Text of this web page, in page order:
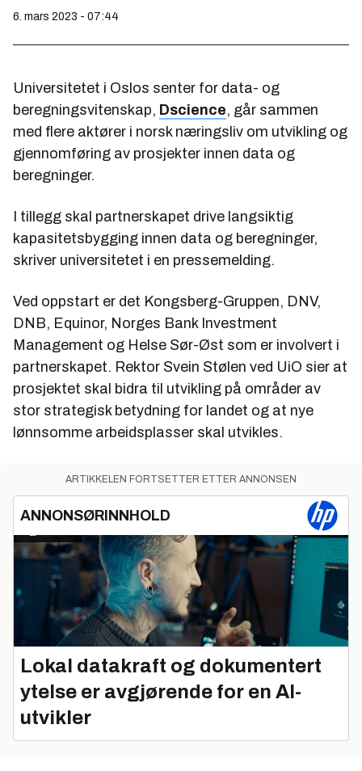
6. mars 2023 - 07:44
Universitetet i Oslos senter for data- og
beregningsvitenskap, Dscience, går sammen
med flere aktører i norsk næringsliv om utvikling og
gjennomføring av prosjekter innen data og
beregninger.
I tillegg skal partnerskapet drive langsiktig
kapasitetsbygging innen data og beregninger,
skriver universitetet i en pressemelding.
Ved oppstart er det Kongsberg-Gruppen, DNV,
DNB, Equinor, Norges Bank Investment
Management og Helse Sør-Øst som er involvert i
partnerskapet. Rektor Svein Stølen ved UiO sier at
prosjektet skal bidra til utvikling på områder av
stor strategisk betydning for landet og at nye
lønnsomme arbeidsplasser skal utvikles.
ARTIKKELEN FORTSETTER ETTER ANNONSEN
ANNONSØRINNHOLD
Lokal datakraft og dokumentert
ytelse er avgjørende for en AI-
utvikler